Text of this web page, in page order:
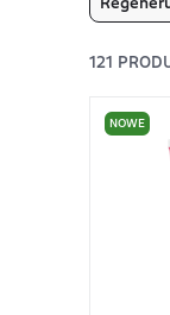
121
NOWE